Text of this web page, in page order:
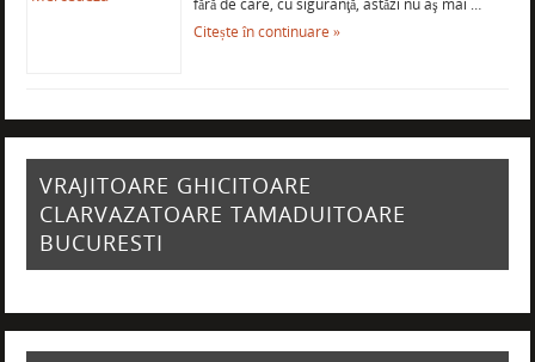
Citește în continuare »
VRAJITOARE GHICITOARE
CLARVAZATOARE TAMADUITOARE
BUCURESTI